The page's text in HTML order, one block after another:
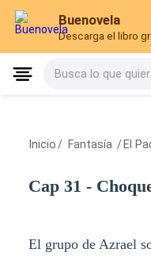
Buenovela
Descarga el libro
Busca lo que
Inicio / Fantasía / El
Cap 31 -
El grupo de Azrael